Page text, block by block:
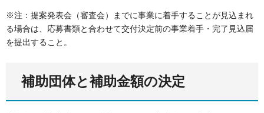
※注：提案発表会（審査会）までに事業に着手することが見込まれ
る場合は、応募書類と合わせて交付決定前の事業着手・完了見込届
を提出すること。
補助団体と補助金額の決定